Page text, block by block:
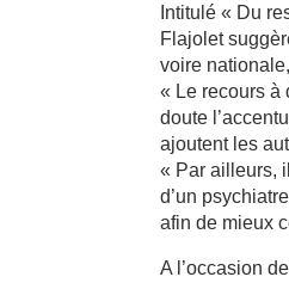
Intitulé « Du
Flajolet
voire
« Le recours à
doute
ajoutent les
« Par ailleurs,
d’un
afin de mieux
A l’occasion